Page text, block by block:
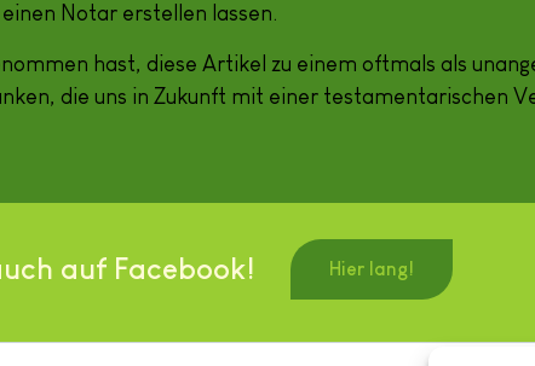
Notar erstellen lassen.
hast, diese Artikel zu einem oftmals als
die uns in Zukunft mit einer testamentarischen
auf Facebook! Hier lang!